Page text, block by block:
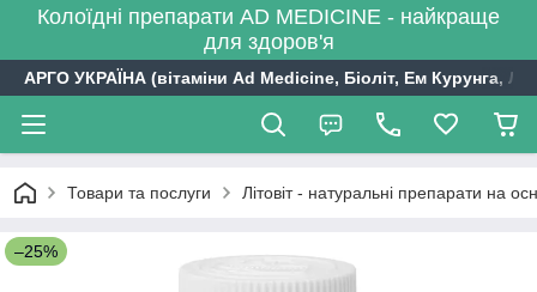
Колоїдні препарати AD MEDICINE - найкраще
для здоров'я
АРГО УКРАЇНА (вітаміни Ad Medicine, Біоліт, Ем Курунга,
Товари та послуги Літовіт - натуральні препарати на
–25%